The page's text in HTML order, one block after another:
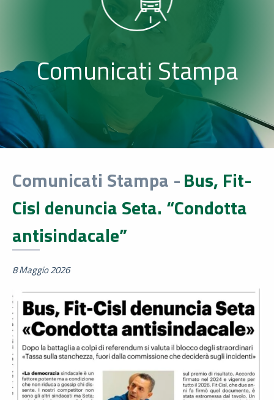
Comunicati Stampa
Comunicati Stampa -Bus, Fit-
Cisl denuncia Seta. “Condotta
antisindacale”
8 Maggio 2026